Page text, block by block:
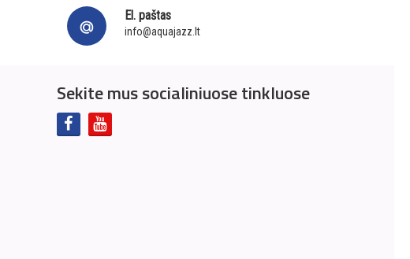
El. paštas
info@aquajazz.lt
Sekite mus socialiniuose tinkluose